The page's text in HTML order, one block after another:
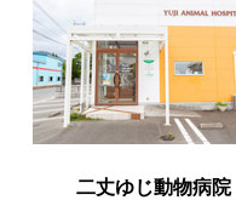
二丈ゆじ動物病院